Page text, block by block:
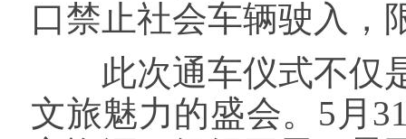
口禁止社会车辆驶入，
此次通车仪式不仅是
文旅魅力的盛会。5月